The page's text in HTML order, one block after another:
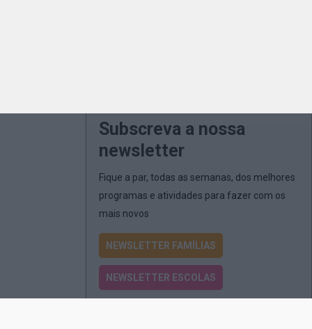
Subscreva a nossa
newsletter
Fique a par, todas as semanas, dos melhores
programas e atividades para fazer com os
mais novos
NEWSLETTER FAMÍLIAS
NEWSLETTER ESCOLAS